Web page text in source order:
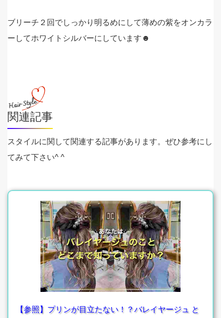
ブリーチ２回でしっかり明るめにして薄めの紫をオンカラ
ーしてホワイトシルバーにしています☻
関連記事
スタイルに関して関連する記事があります。ぜひ参考にし
てみて下さい^ ^
【参照】プリンが目立たない！？バレイヤージュ と